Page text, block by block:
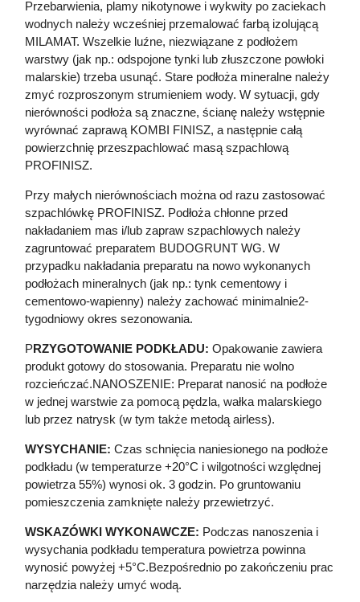
Przebarwienia, plamy nikotynowe i wykwity po zaciekach
wodnych należy wcześniej przemalować farbą izolującą
MILAMAT. Wszelkie luźne, niezwiązane z podłożem
warstwy (jak np.: odspojone tynki lub złuszczone powłoki
malarskie) trzeba usunąć. Stare podłoża mineralne należy
zmyć rozproszonym strumieniem wody. W sytuacji, gdy
nierówności podłoża są znaczne, ścianę należy wstępnie
wyrównać zaprawą KOMBI FINISZ, a następnie całą
powierzchnię przeszpachlować masą szpachlową
PROFINISZ.
Przy małych nierównościach można od razu zastosować
szpachlówkę PROFINISZ. Podłoża chłonne przed
nakładaniem mas i/lub zapraw szpachlowych należy
zagruntować preparatem BUDOGRUNT WG. W
przypadku nakładania preparatu na nowo wykonanych
podłożach mineralnych (jak np.: tynk cementowy i
cementowo-wapienny) należy zachować minimalnie2-
tygodniowy okres sezonowania.
PRZYGOTOWANIE PODKŁADU: Opakowanie zawiera
produkt gotowy do stosowania. Preparatu nie wolno
rozcieńczać.NANOSZENIE: Preparat nanosić na podłoże
w jednej warstwie za pomocą pędzla, wałka malarskiego
lub przez natrysk (w tym także metodą airless).
WYSYCHANIE: Czas schnięcia naniesionego na podłoże
podkładu (w temperaturze +20°C i wilgotności względnej
powietrza 55%) wynosi ok. 3 godzin. Po gruntowaniu
pomieszczenia zamknięte należy przewietrzyć.
WSKAZÓWKI WYKONAWCZE: Podczas nanoszenia i
wysychania podkładu temperatura powietrza powinna
wynosić powyżej +5°C.Bezpośrednio po zakończeniu prac
narzędzia należy umyć wodą.